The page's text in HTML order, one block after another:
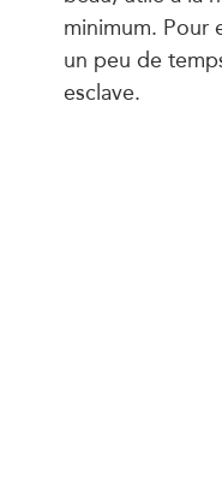
minimum. Pour
un peu de
esclave.